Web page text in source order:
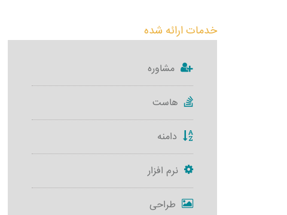
خدمات ارائه شده
مشاوره
هاست
دامنه
نرم افزار
طراحی